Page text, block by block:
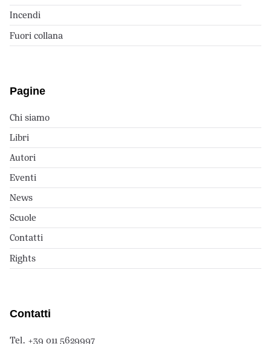
Incendi
Fuori collana
Pagine
Chi siamo
Libri
Autori
Eventi
News
Scuole
Contatti
Rights
Contatti
Tel. +39 011 5629997